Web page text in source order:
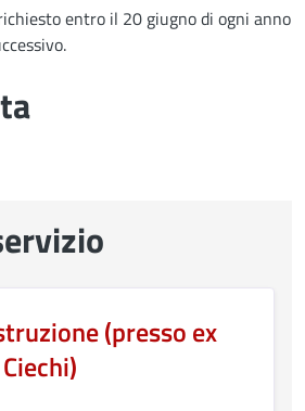
entro il 20 giugno di ogni anno
(presso ex